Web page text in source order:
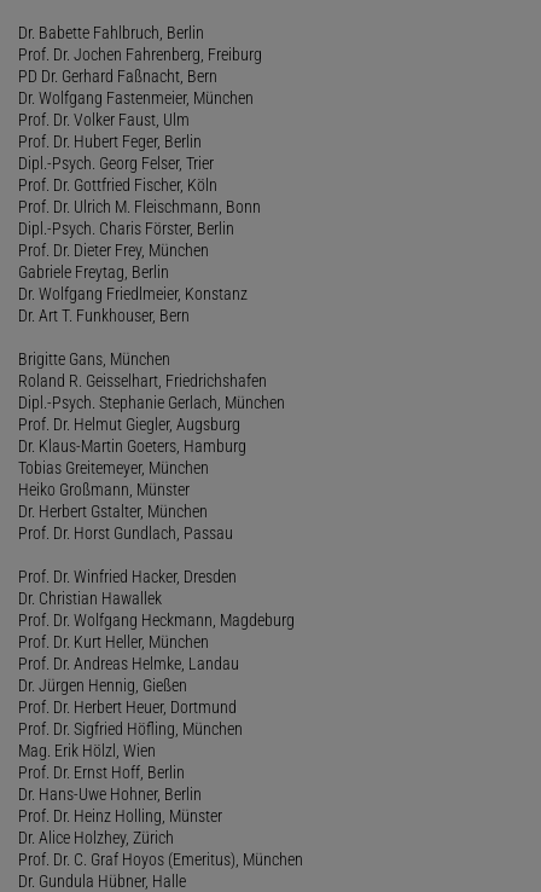
Dr. Babette Fahlbruch, Berlin
Prof. Dr. Jochen Fahrenberg, Freiburg
PD Dr. Gerhard Faßnacht, Bern
Dr. Wolfgang Fastenmeier, München
Prof. Dr. Volker Faust, Ulm
Prof. Dr. Hubert Feger, Berlin
Dipl.-Psych. Georg Felser, Trier
Prof. Dr. Gottfried Fischer, Köln
Prof. Dr. Ulrich M. Fleischmann, Bonn
Dipl.-Psych. Charis Förster, Berlin
Prof. Dr. Dieter Frey, München
Gabriele Freytag, Berlin
Dr. Wolfgang Friedlmeier, Konstanz
Dr. Art T. Funkhouser, Bern
Brigitte Gans, München
Roland R. Geisselhart, Friedrichshafen
Dipl.-Psych. Stephanie Gerlach, München
Prof. Dr. Helmut Giegler, Augsburg
Dr. Klaus-Martin Goeters, Hamburg
Tobias Greitemeyer, München
Heiko Großmann, Münster
Dr. Herbert Gstalter, München
Prof. Dr. Horst Gundlach, Passau
Prof. Dr. Winfried Hacker, Dresden
Dr. Christian Hawallek
Prof. Dr. Wolfgang Heckmann, Magdeburg
Prof. Dr. Kurt Heller, München
Prof. Dr. Andreas Helmke, Landau
Dr. Jürgen Hennig, Gießen
Prof. Dr. Herbert Heuer, Dortmund
Prof. Dr. Sigfried Höfling, München
Mag. Erik Hölzl, Wien
Prof. Dr. Ernst Hoff, Berlin
Dr. Hans-Uwe Hohner, Berlin
Prof. Dr. Heinz Holling, Münster
Dr. Alice Holzhey, Zürich
Prof. Dr. C. Graf Hoyos (Emeritus), München
Dr. Gundula Hübner, Halle